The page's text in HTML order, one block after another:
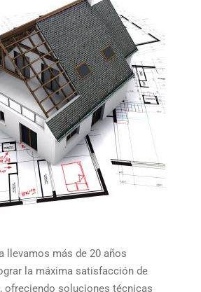
llevamos más de 20 años
la máxima satisfacción de
ofreciendo soluciones técnicas